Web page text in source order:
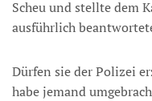
Scheu und stellte dem
ausführlich
Dürfen sie der Polizei
habe jemand